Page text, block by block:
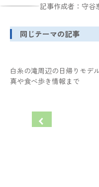
記事作成者：守谷
同じテーマの記事
白糸の滝周辺の日帰りモデ
真や食べ歩き情報まで